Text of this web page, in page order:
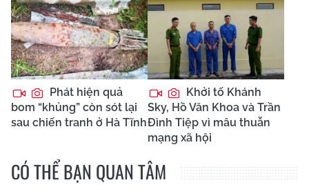
Phát hiện quả
bom “khủng” còn sót lại
sau chiến tranh ở Hà Tĩnh
Khởi tố Khánh
Sky, Hồ Văn Khoa và Trần
Đình Tiệp vì mâu thuẫn
mạng xã hội
CÓ THỂ BẠN QUAN TÂM